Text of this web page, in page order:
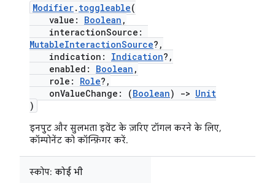
Modifier. toggleable(
value: Boolean ,
interactionSource:
MutableInteractionSource?,
indication: Indication?,
enabled: Boolean ,
role: Role?,
onValueChange: (Boolean) -> Unit
)
इनपुट और सुलभता इवेंट के ज़रिए टॉगल करने के लिए,
कॉम्पोनेंट को कॉन्फ़िगर करें.
स्कोप: कोई भी